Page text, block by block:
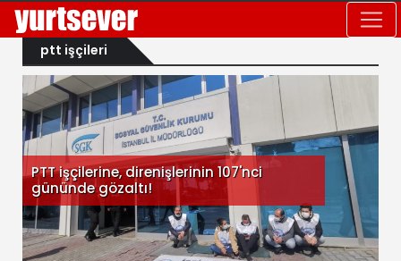
ptt işçileri
PTT işçilerine, direnişlerinin 107'nci
gününde gözaltı!